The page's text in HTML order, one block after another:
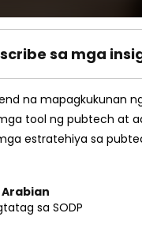
sa mga
na mapagkukunan
tool ng pubtech at
estratehiya sa
Arabian
sa SODP